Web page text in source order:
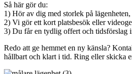
Så här gör du:
1) Hör av dig med storlek på
2) Vi gör ett kort platsbesök eller
3) Du får en tydlig offert och tidsförslag
Redo att ge hemmet en ny känsla?
hållbart och klart i tid. Ring eller skicka